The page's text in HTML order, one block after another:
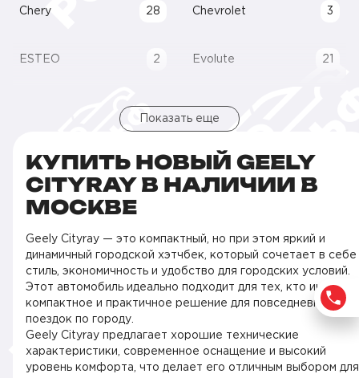
Chery 28 Chevrolet 3
ESTEO 2 Evolute 21
Показать еще
КУПИТЬ НОВЫЙ GEELY
CITYRAY В НАЛИЧИИ В
МОСКВЕ
Geely Cityray — это компактный, но при этом яркий и
динамичный городской хэтчбек, который сочетает в себе
стиль, экономичность и удобство для городских условий.
Этот автомобиль идеально подходит для тех, кто ищет
компактное и практичное решение для повседневных
поездок по городу.
Geely Cityray предлагает хорошие технические
характеристики, современное оснащение и высокий
уровень комфорта, что делает его отличным выбором для